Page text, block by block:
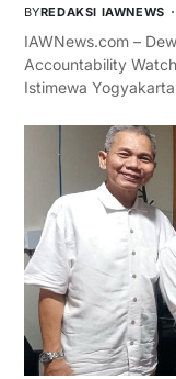
BYREDAKSI IAWNEWS
IAWNews.com –
Accountability
Istimewa